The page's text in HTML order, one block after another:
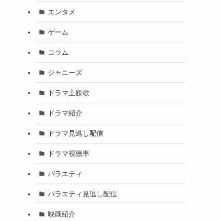
エンタメ
ゲーム
コラム
ジャニーズ
ドラマ主題歌
ドラマ紹介
ドラマ見逃し配信
ドラマ視聴率
バラエティ
バラエティ見逃し配信
映画紹介